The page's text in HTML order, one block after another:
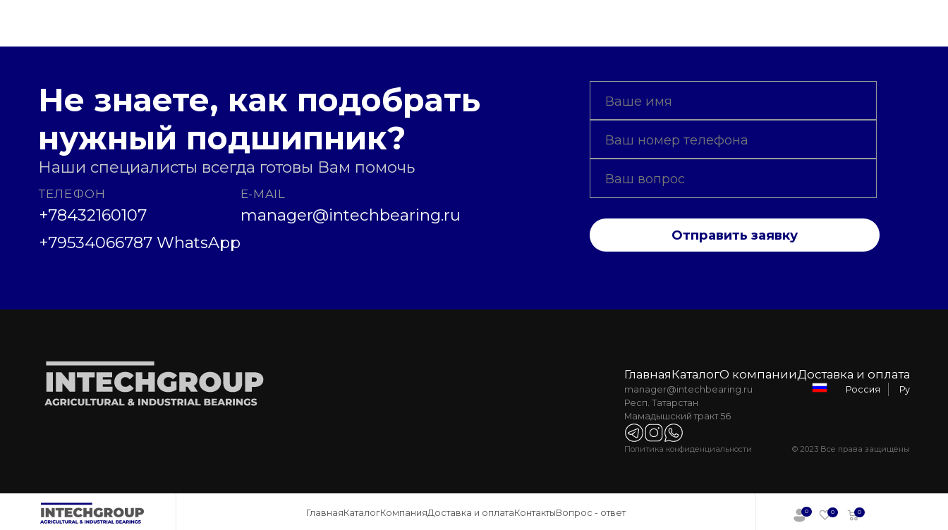
Не знаете, как подобрать
нужный подшипник?
Наши специалисты всегда готовы Вам помочь
ТЕЛЕФОН
+78432160107
+79534066787 WhatsApp
E-MAIL
manager@intechbearing.ru
Отправить заявку
ГлавнаяКаталогО компанииДоставка и оплата
manager@intechbearing.ru
Респ. Татарстан
Мамадышский тракт 56
Россия Ру
Политика конфиденциальности © 2023 Все права защищены
ГлавнаяКаталогКомпанияДоставка и оплатаКонтактыВопрос - ответ 0 0 0